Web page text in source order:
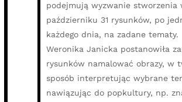
podejmują wyzwanie stworzenia
październiku 31 rysunków, po
każdego dnia, na zadane tematy.
Weronika Janicka postanowiła
rysunków namalować obrazy, w
sposób interpretując wybrane
nawiązując do popkultury, np.